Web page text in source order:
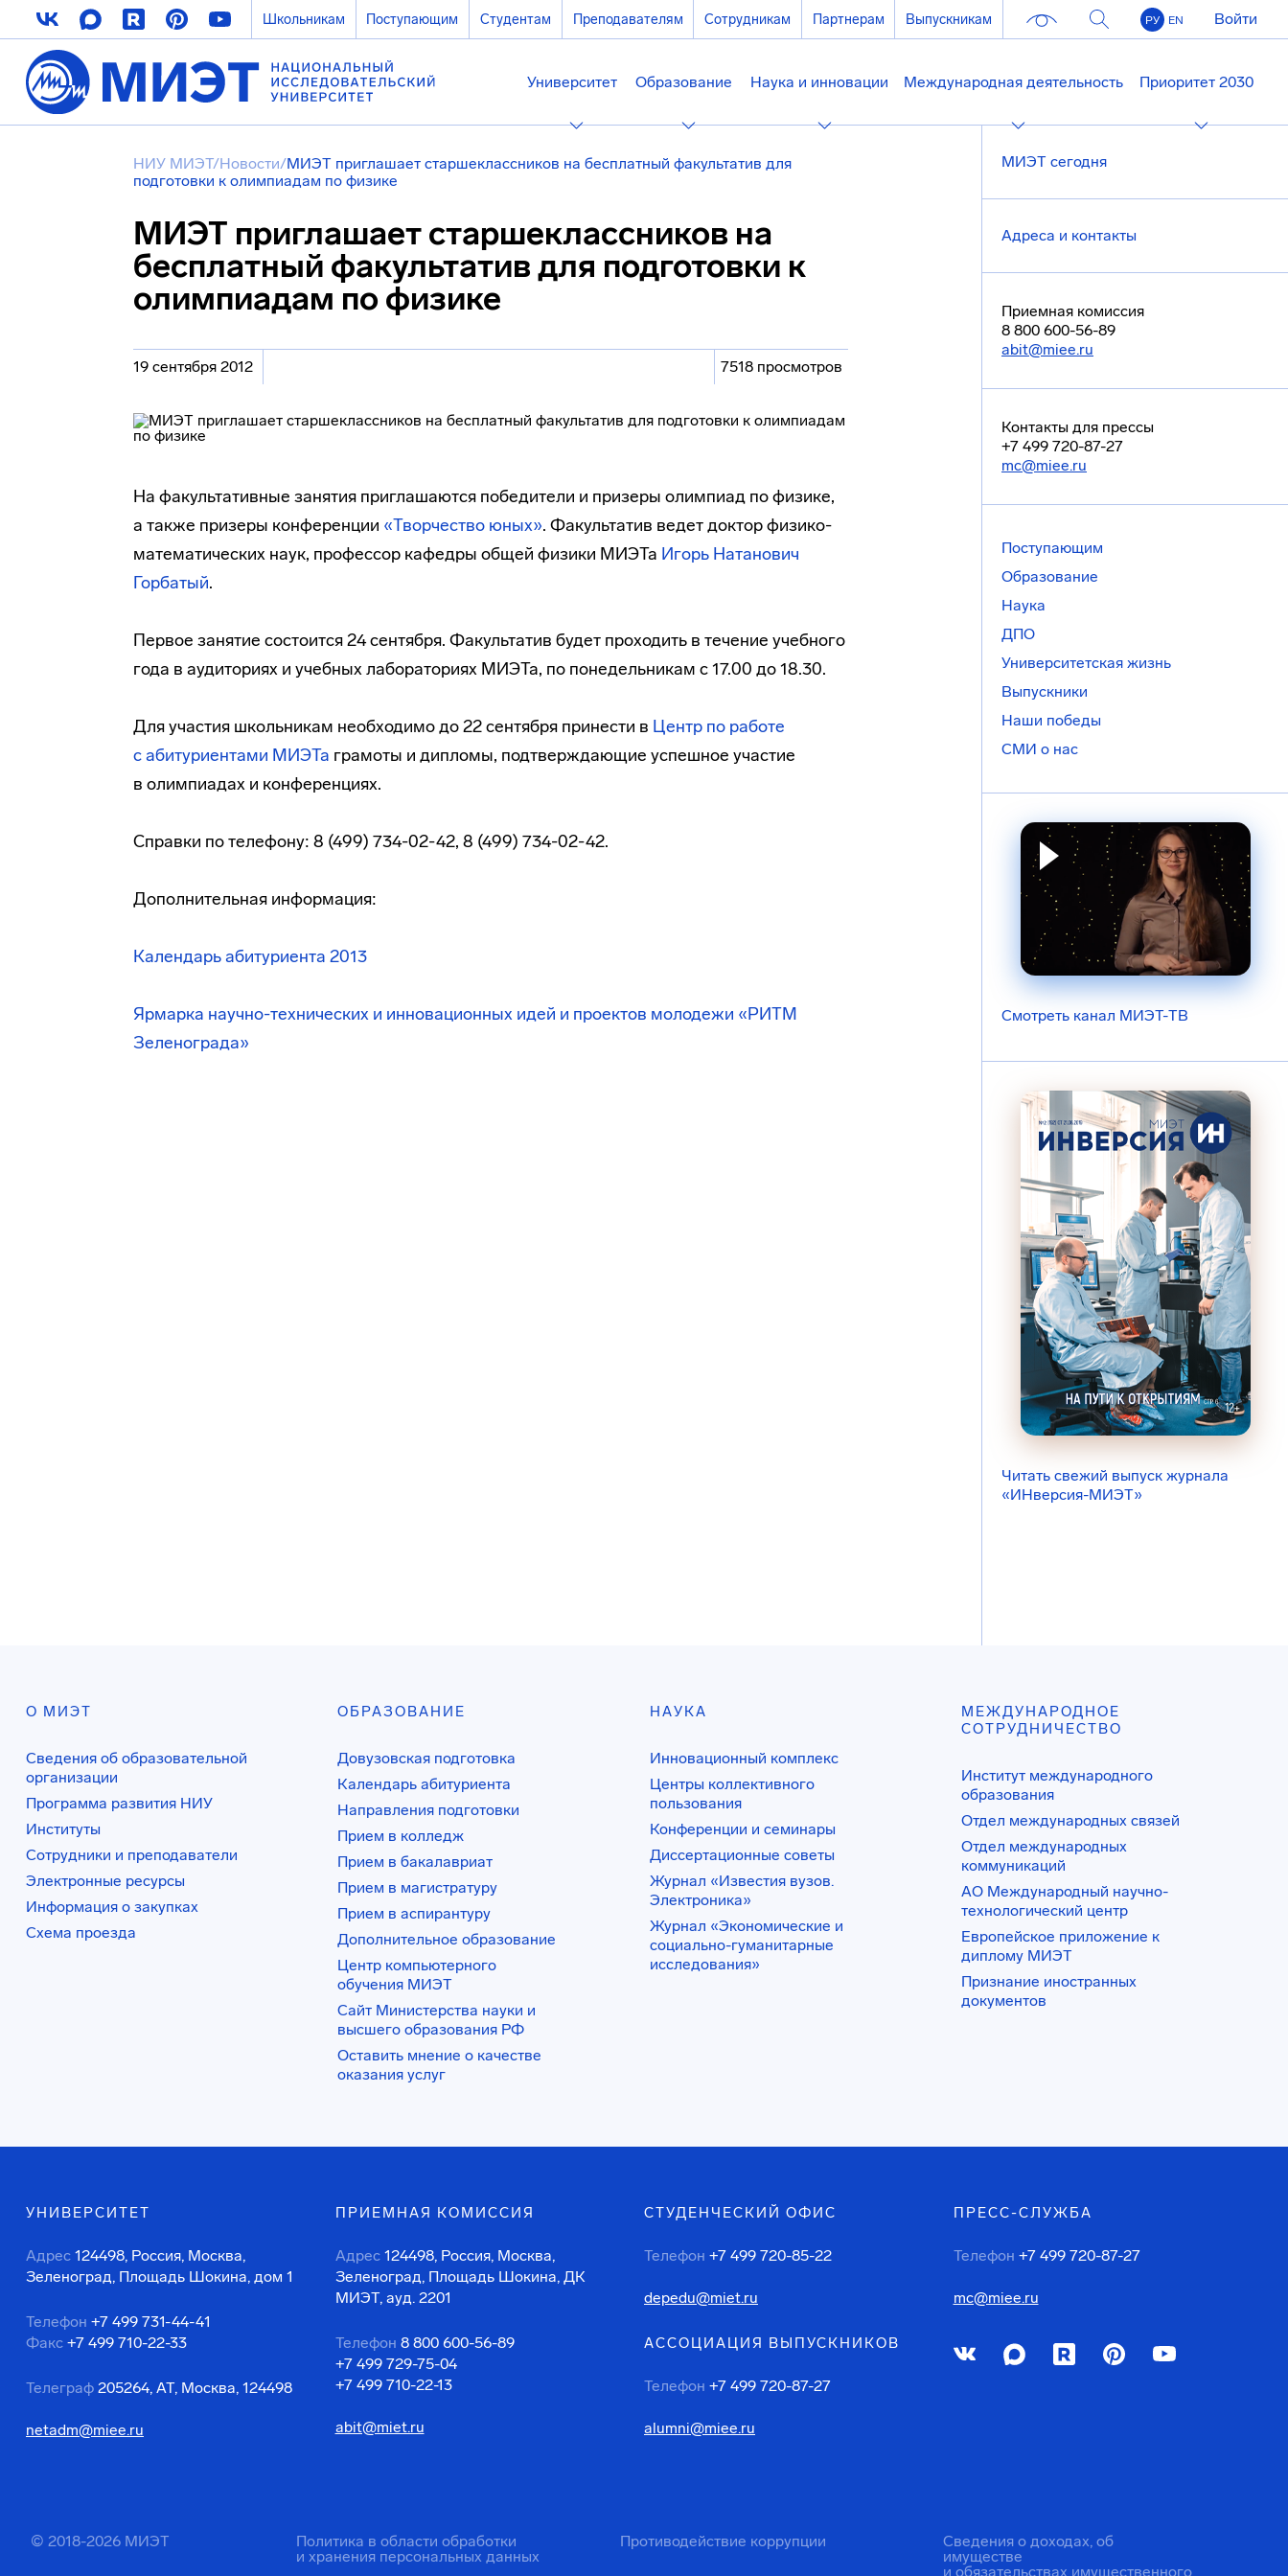
Школьникам Поступающим Студентам Преподавателям Сотрудникам Партнерам Выпускникам РУ EN Войти
Университет Образование Наука и инновации Международная деятельность Приоритет 2030
НИУ МИЭТ/Новости/МИЭТ приглашает старшеклассников на бесплатный факультатив для
подготовки к олимпиадам по физике
МИЭТ приглашает старшеклассников на
бесплатный факультатив для подготовки к
олимпиадам по физике
19 сентября 2012 7518 просмотров
На факультативные занятия приглашаются победители и призеры олимпиад по физике,
а также призеры конференции «Творчество юных». Факультатив ведет докторфизико-
математических наук, профессор кафедры общей физики МИЭТа Игорь Натанович
Горбатый.
Первое занятие состоится 24 сентября. Факультатив будет проходить в течение учебного
года в аудиториях и учебных лабораториях МИЭТа, по понедельникам с 17.00 до 18.30.
Для участия школьникам необходимо до 22 сентября принести в Центр по работе
с абитуриентами МИЭТа грамоты и дипломы, подтверждающие успешное участие
в олимпиадах и конференциях.
Справки по телефону: 8 (499) 734-02-42, 8 (499) 734-02-42.
Дополнительная информация:
Календарь абитуриента 2013
Ярмарка научно-технических и инновационных идей и проектов молодежи «РИТМ
Зеленограда»
МИЭТ сегодня
Адреса и контакты
Приемная комиссия
8 800 600-56-89
abit@miee.ru
Контакты для прессы
+7 499 720-87-27
mc@miee.ru
Поступающим
Образование
Наука
ДПО
Университетская жизнь
Выпускники
Наши победы
СМИ о нас
Смотреть канал МИЭТ-ТВ
Читать свежий выпуск журнала
«ИНверсия-МИЭТ»
О МИЭТ
Сведения об образовательной
организации
Программа развития НИУ
Институты
Сотрудники и преподаватели
Электронные ресурсы
Информация о закупках
Схема проезда
ОБРАЗОВАНИЕ
Довузовская подготовка
Календарь абитуриента
Направления подготовки
Прием в колледж
Прием в бакалавриат
Прием в магистратуру
Прием в аспирантуру
Дополнительное образование
Центр компьютерного
обучения МИЭТ
Сайт Министерства науки и
высшего образования РФ
Оставить мнение о качестве
оказания услуг
НАУКА
Инновационный комплекс
Центры коллективного
пользования
Конференции и семинары
Диссертационные советы
Журнал «Известия вузов.
Электроника»
Журнал «Экономические и
социально-гуманитарные
исследования»
МЕЖДУНАРОДНОЕ
СОТРУДНИЧЕСТВО
Институт международного
образования
Отдел международных связей
Отдел международных
коммуникаций
АО Международный научно-
технологический центр
Европейское приложение к
диплому МИЭТ
Признание иностранных
документов
УНИВЕРСИТЕТ
Адрес 124498, Россия, Москва,
Зеленоград, Площадь Шокина, дом 1
Телефон +7 499 731-44-41
Факс +7 499 710-22-33
Телеграф 205264, АТ, Москва, 124498
netadm@miee.ru
ПРИЕМНАЯ КОМИССИЯ
Адрес 124498, Россия, Москва,
Зеленоград, Площадь Шокина, ДК
МИЭТ, ауд. 2201
Телефон 8 800 600-56-89
+7 499 729-75-04
+7 499 710-22-13
abit@miet.ru
СТУДЕНЧЕСКИЙ ОФИС
Телефон +7 499 720-85-22
depedu@miet.ru
АССОЦИАЦИЯ ВЫПУСКНИКОВ
Телефон +7 499 720-87-27
alumni@miee.ru
ПРЕСС-СЛУЖБА
Телефон +7 499 720-87-27
mc@miee.ru
© 2018-2026 МИЭТ
Политика в области обработки
и хранения персональных данных
Противодействие коррупции
Сведения о доходах, об
имуществе
и обязательствах имущественного